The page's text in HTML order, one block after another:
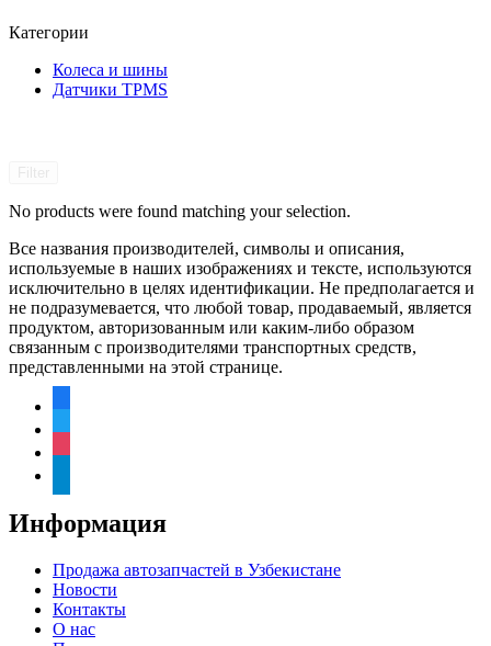
Категории
Колеса и шины
Датчики TPMS
No products were found matching your selection.
Все названия производителей, символы и описания,
используемые в наших изображениях и тексте, используются
исключительно в целях идентификации. Не предполагается и
не подразумевается, что любой товар, продаваемый, является
продуктом, авторизованным или каким-либо образом
связанным с производителями транспортных средств,
представленными на этой странице.
Информация
Продажа автозапчастей в Узбекистане
Новости
Контакты
О нас